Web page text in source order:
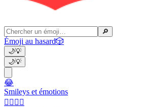
🔎
Émoji au hasard🎲
🌙💡
🌙💡
😂
Smileys et émotions
👩‍❤️‍💋‍👨